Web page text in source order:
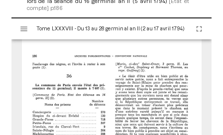
compte] p.186
s
Tome LXXXVIII - Du 13 au 28 germinal an II (2 au 17 avril 1794)